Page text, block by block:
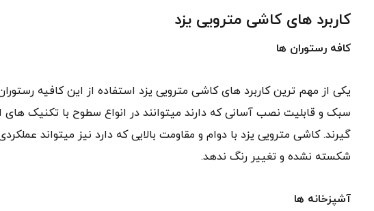
کاربرد های کاشی مترویی یزد
کافه رستوران ها
یکی از مهم ترین کاربرد های کاشی مترویی یزد استفاده از این کافیه
سبک و قابلیت نصب آسانی که دارند میتوانند در انواع سطوح با تکنیک های
گیرند. کاشی مترویی یزد با دوام و مقاومت بالایی که دارد نیز میتواند
شکسته نشده و تغییر رنگ ندهد.
آشپزخانه ها